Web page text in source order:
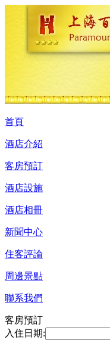
首頁
酒店介紹
客房預訂
酒店設施
酒店相冊
新聞中心
住客評論
周邊景點
聯系我們
客房預訂
入住日期: